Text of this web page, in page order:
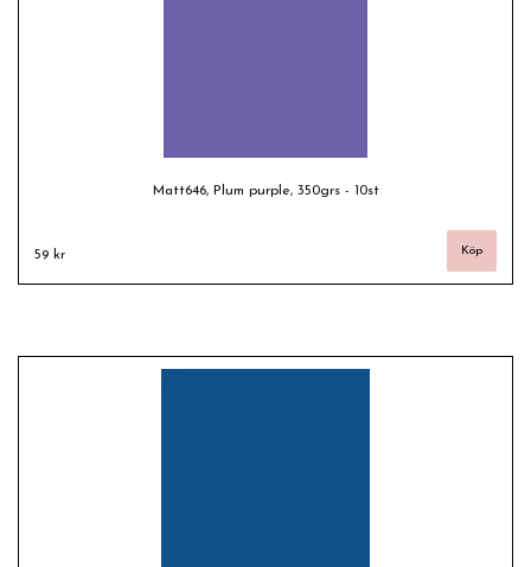
Matt646, Plum purple, 350grs - 10st
59 kr